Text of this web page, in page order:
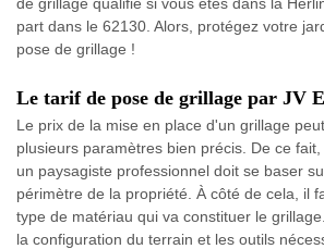
part dans le 62130. Alors, protégez votre
pose de grillage !
Le tarif de pose de grillage par JV
Le prix de la mise en place d'un grillage
plusieurs paramètres bien précis. De ce
un paysagiste professionnel doit se baser
périmètre de la propriété. À côté de cela, il
type de matériau qui va constituer le
la configuration du terrain et les outils